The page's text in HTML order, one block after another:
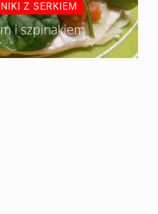
Z SERKIEM
i szpinakiem